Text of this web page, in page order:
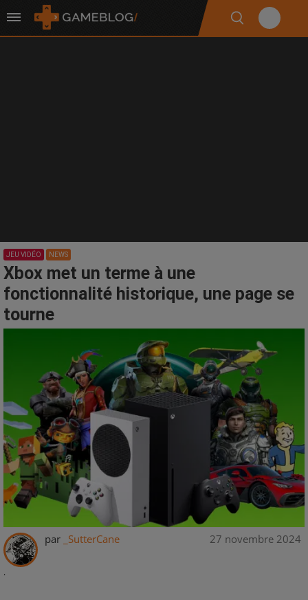
JEU VIDÉO NEWS
Xbox met un terme à une
fonctionnalité historique, une page se
tourne
par _SutterCane 27 novembre 2024
.